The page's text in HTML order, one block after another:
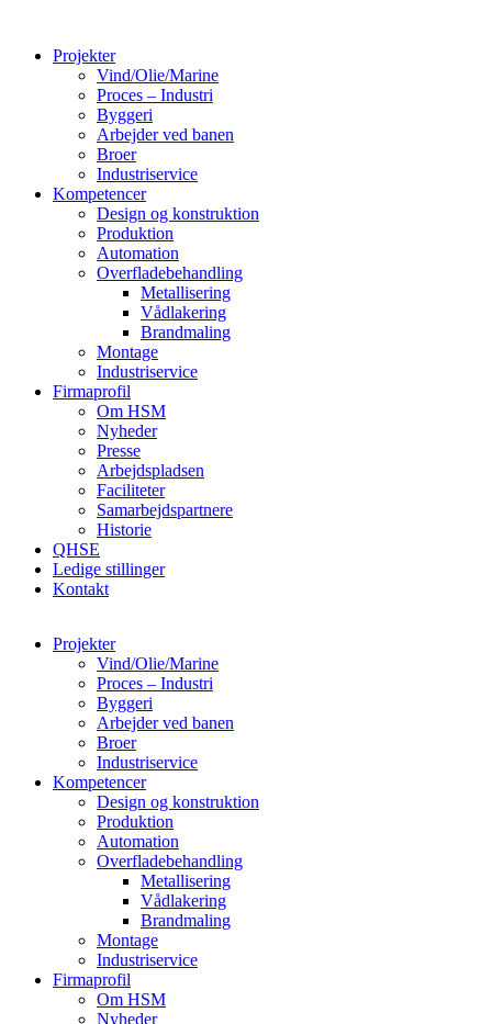
indholdProjekter
Vind/Olie/Marine
Proces – Industri
Byggeri
Arbejder ved banen
Broer
Industriservice
Kompetencer
Design og konstruktion
Produktion
Automation
Overfladebehandling
Metallisering
Vådlakering
Brandmaling
Montage
Industriservice
Firmaprofil
Om HSM
Nyheder
Presse
Arbejdspladsen
Faciliteter
Samarbejdspartnere
Historie
QHSE
Ledige stillinger
Kontakt
Projekter
Vind/Olie/Marine
Proces – Industri
Byggeri
Arbejder ved banen
Broer
Industriservice
Kompetencer
Design og konstruktion
Produktion
Automation
Overfladebehandling
Metallisering
Vådlakering
Brandmaling
Montage
Industriservice
Firmaprofil
Om HSM
Nyheder